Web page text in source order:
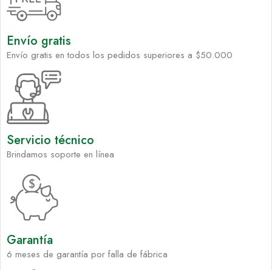
Envío gratis
Envío gratis en todos los pedidos superiores a $50.000
Servicio técnico
Brindamos soporte en línea
Garantía
6 meses de garantía por falla de fábrica